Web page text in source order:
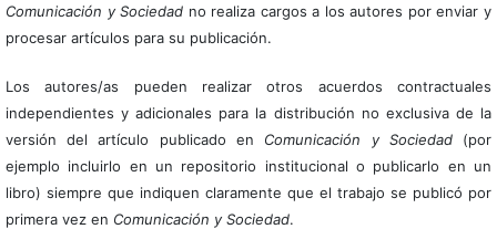
Comunicación y Sociedad no realiza cargos a los autores por enviar y
procesar artículos para su publicación.
Los autores/as pueden realizar otros acuerdos contractuales
independientes y adicionales para la distribución no exclusiva de la
versión del artículo publicado en Comunicación y Sociedad(por
ejemplo incluirlo en un repositorio institucional o publicarlo en un
libro) siempre que indiquen claramente que el trabajo se publicó por
primera vez en Comunicación y Sociedad.